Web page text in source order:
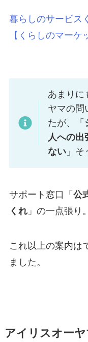
暮らしのサービス
【くらしのマーケ
あまりに
ヤマの問
たが、「
人への出
ない 」
サポート窓口「 公
くれ」の一点張り。
これ以上の案内は
ました。
アイリスオー